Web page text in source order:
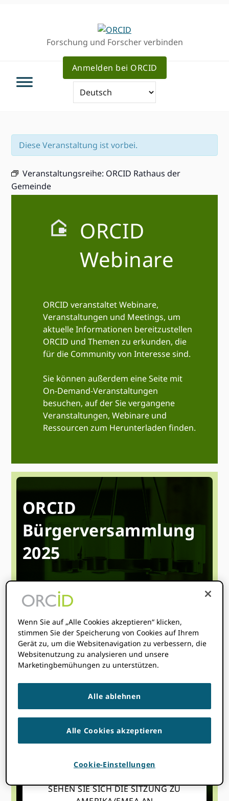
Forschung und Forscher verbinden
Anmelden bei ORCID
Diese Veranstaltung ist vorbei.
Veranstaltungsreihe: ORCID Rathaus der
Gemeinde
ORCID
Webinare
ORCID veranstaltet Webinare,
Veranstaltungen und Meetings, um
aktuelle Informationen bereitzustellen
ORCID und Themen zu erkunden, die
für die Community von Interesse sind.
Sie können außerdem eine Seite mit
On-Demand-Veranstaltungen
besuchen, auf der Sie vergangene
Veranstaltungen, Webinare und
Ressourcen zum Herunterladen finden.
ORCID
Bürgerversammlung
2025
Das ORCID Das Senior-Team wird über die
Fortschritte berichten, die wir im Jahr 2024
gemacht haben, und einen besonderen
Ausblick auf unsere Pläne für 2025 geben. Wie
immer wird es für Sie reichlich Gelegenheit
geben, mit uns in Kontakt zu treten: Feedback
zu geben, Vorschläge zu machen und Fragen
zu stellen.
@1: 00 Uhr-
Startzeit woSie sind:Ihre Zeitzone konnte nicht
erkannt werden. VersuchenNeuladenDie Seite.
ACHTEN SIE AUF DIE APAC-SITZUNG
SEHEN SIE SICH DIE SITZUNG ZU
Wenn Sie auf „Alle Cookies akzeptieren“ klicken,
stimmen Sie der Speicherung von Cookies auf Ihrem
Gerät zu, um die Websitenavigation zu verbessern, die
Websitenutzung zu analysieren und unsere
Marketingbemühungen zu unterstützen.
Alle ablehnen
Alle Cookies akzeptieren
Cookie-Einstellungen